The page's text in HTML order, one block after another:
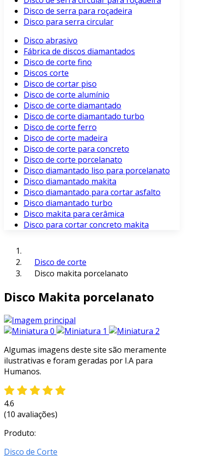
Disco de serra para roçadeira
Disco para serra circular
Disco abrasivo
Fábrica de discos diamantados
Disco de corte fino
Discos corte
Disco de cortar piso
Disco de corte alumínio
Disco de corte diamantado
Disco de corte diamantado turbo
Disco de corte ferro
Disco de corte madeira
Disco de corte para concreto
Disco de corte porcelanato
Disco diamantado liso para porcelanato
Disco diamantado makita
Disco diamantado para cortar asfalto
Disco diamantado turbo
Disco makita para cerâmica
Disco para cortar concreto makita
Disco de corte
Disco makita porcelanato
Disco Makita porcelanato
Algumas imagens deste site são meramente
ilustrativas e foram geradas por I.A para
Humanos.
4.6
(10 avaliações)
Produto:
Disco de Corte